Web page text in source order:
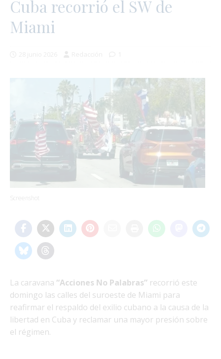
Cuba recorrió el SW de
Miami
Screenshot
La caravana “Acciones No Palabras” recorrió este
domingo las calles del suroeste de Miami para
reafirmar el respaldo del exilio cubano a la causa de la
libertad en Cuba y reclamar una mayor presión sobre
el régimen.